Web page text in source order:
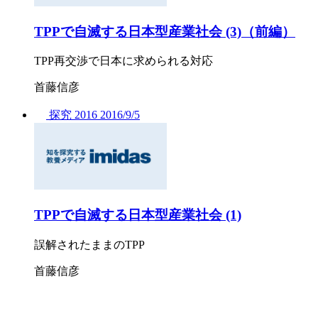
TPPで自滅する日本型産業社会 (3)（前編）
TPP再交渉で日本に求められる対応
首藤信彦
探究 2016 2016/9/5
TPPで自滅する日本型産業社会 (1)
誤解されたままのTPP
首藤信彦